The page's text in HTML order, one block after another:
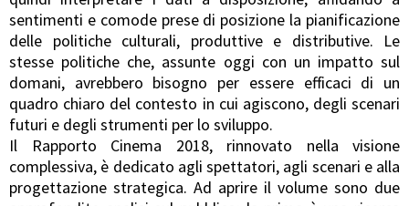
sentimenti e comode prese di posizione la pianificazione
delle politiche culturali, produttive e distributive. Le
stesse politiche che, assunte oggi con un impatto sul
domani, avrebbero bisogno per essere efficaci di un
quadro chiaro del contesto in cui agiscono, degli scenari
futuri e degli strumenti per lo sviluppo.
Il Rapporto Cinema 2018, rinnovato nella visione
complessiva, è dedicato agli spettatori, agli scenari e alla
progettazione strategica. Ad aprire il volume sono due